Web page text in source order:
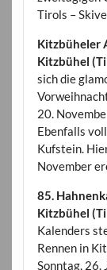
Tirols –
Kitzbüheler
Kitzbühel
sich die
20.
Ebenfalls
Kufstein.
November
85.
Kitzbühel
Kalenders
Rennen in
Sonntag, 26.